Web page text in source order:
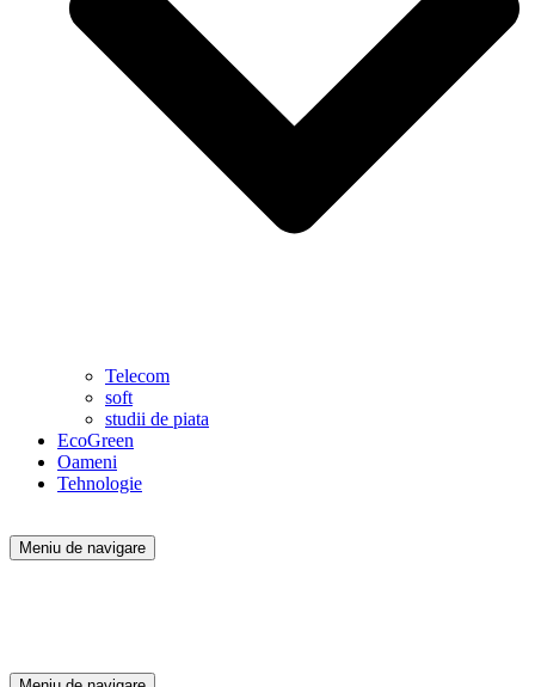
Telecom
soft
studii de piata
EcoGreen
Oameni
Tehnologie
Meniu de navigare